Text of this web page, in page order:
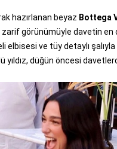
hazırlanan beyaz Bottega
zarif görünümüyle davetin
elbisesi ve tüy detaylı şalıyla
yıldız, düğün öncesi